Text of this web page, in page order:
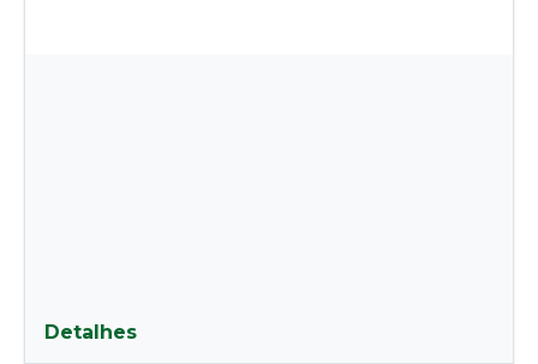
Detalhes